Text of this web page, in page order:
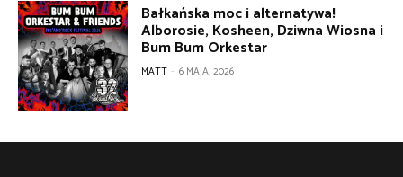
Bałkańska moc i alternatywa!
Alborosie, Kosheen, Dziwna Wiosna i
Bum Bum Orkestar
MATT - 6 MAJA, 2026